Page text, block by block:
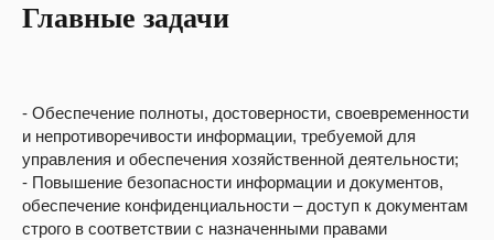
Главные задачи
- Обеспечение полноты, достоверности, своевременности
и непротиворечивости информации, требуемой для
управления и обеспечения хозяйственной деятельности;
- Повышение безопасности информации и документов,
обеспечение конфиденциальности – доступ к документам
строго в соответствии с назначенными правами